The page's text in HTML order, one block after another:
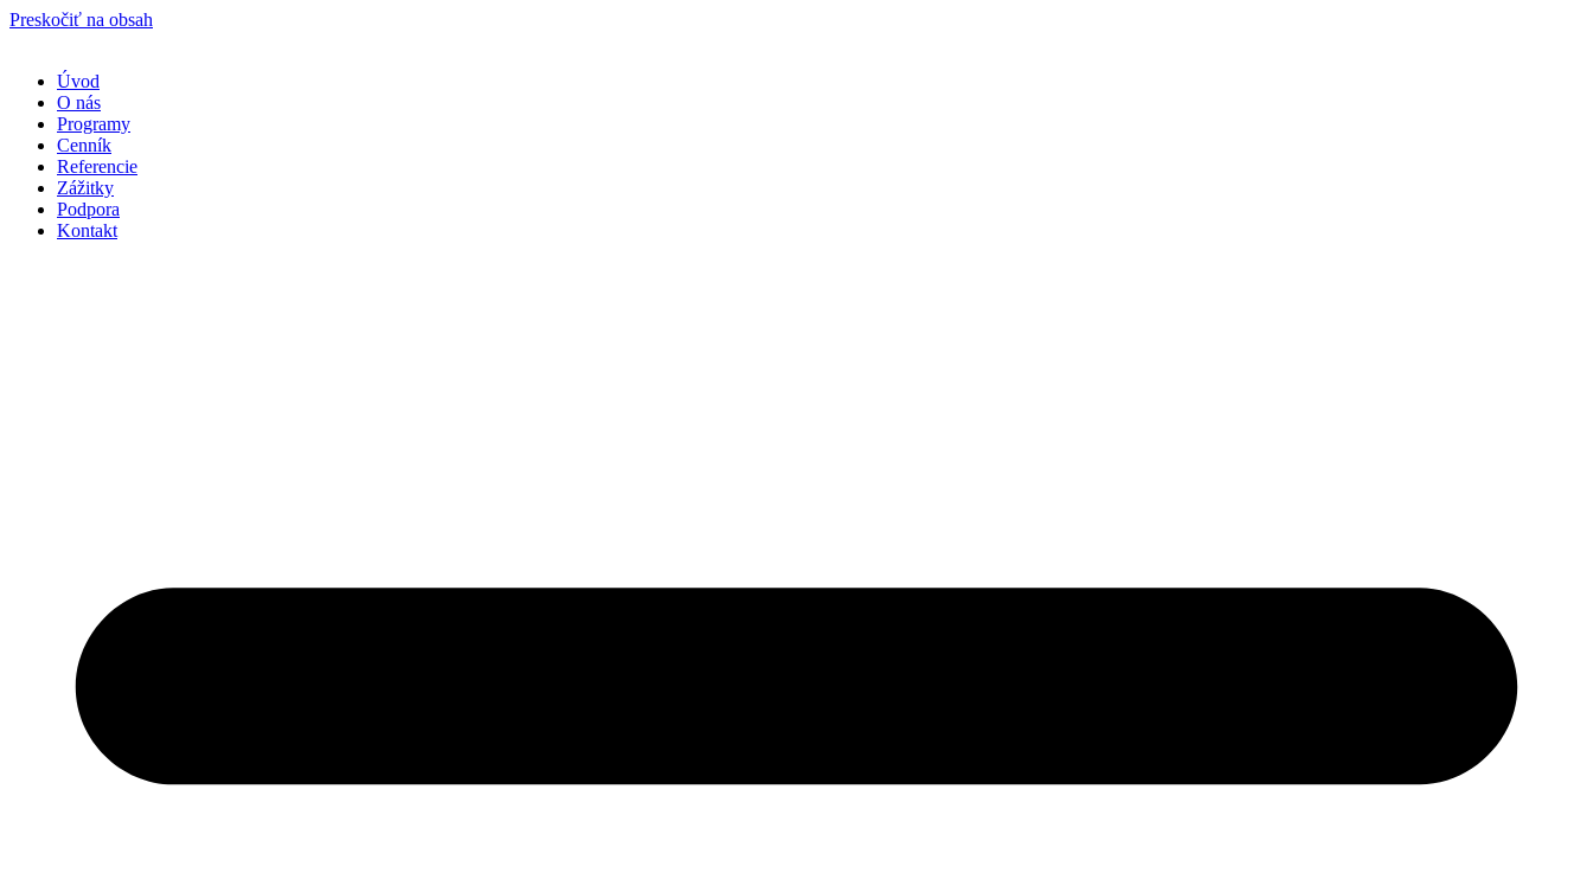
Preskočiť na obsah
Úvod
O nás
Programy
Cenník
Referencie
Zážitky
Podpora
Kontakt